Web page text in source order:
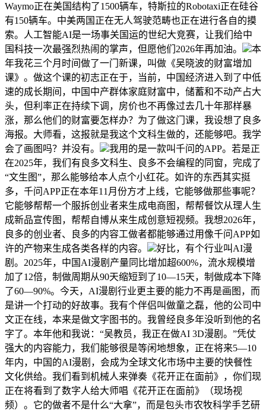
Waymo正在美国结构了1500辆车，特斯拉的Robotaxi正在硅谷
有150辆车。中美两国正在无人驾驶范畴也正在进行各自的摸
索。人工智能AI是一场事关国运的世纪大竞赛，让我们给中
国科技一次最强烈热闹的掌声，但愿他们2026年再加油。
本
年我花三个月时间做了一门新课，叫做《吴晓波的财富增加
课》。做这个课的初志正在于，当前，中国经济进入到了中低
速的成长期间，中国中产群体家庭财富中，储蓄和不动产占大
头，但利率正在持续下调，房价也不再像过去几十年那样暴
涨，那么他们的财富要怎样办？为了做这门课，我设想了良多
海报。大师看，这报就是我这个文科生做的，还能够吧。我学
会了画图吗？并没有。
我用的是一款叫千问的APP。若是正
在2025年，我们有良多文科生、良多不会编程的同窗，完成了
“文生图”，那么能够给本人点个小红花。如许的东西其实挺
多，千问APP正在本年11月份方才上线，它能够做那些事呢？
它能够帮帮一个服拆创业者来生成电商图，帮帮餐饮从理人生
成新品宣传图，帮帮自博从来生成创意短视频。我想2026年，
良多的创业者、良多的内容工做者都能够通过用像千问APP如
许的产物来生成各类各样的内容。
好比，有个行业叫AI漫
剧。2025年，中国AI漫剧产量同比增加超600%，流水规模增
加了12倍，制做周期从90天缩短到了10—15天，制做成本下降
了60—90%。今天，AI漫剧行业更主要的能力不再是画图，而
是讲一个打动的好故事。我有个伴侣叫做童之磊，他的公司中
文正在线，本来是做文字图书的。我曾经良多年没听到他的名
字了。本年他和我说：“吴教员，我正在做AI 3D漫剧。”凭仗
强大的内容能力，我们能够很是等闲地想象，正在将来5—10
年内，中国的AI漫剧，会成为全球文化市场中主要的快餐性
文化供给。我们看到机械人来弹奏《花开正在面前》，你们现
正在将看到了数字人给大师唱《花开正在面前》（现场视
频）。它的做者不是什么“大拿”，而是包头市农牧科学手艺研